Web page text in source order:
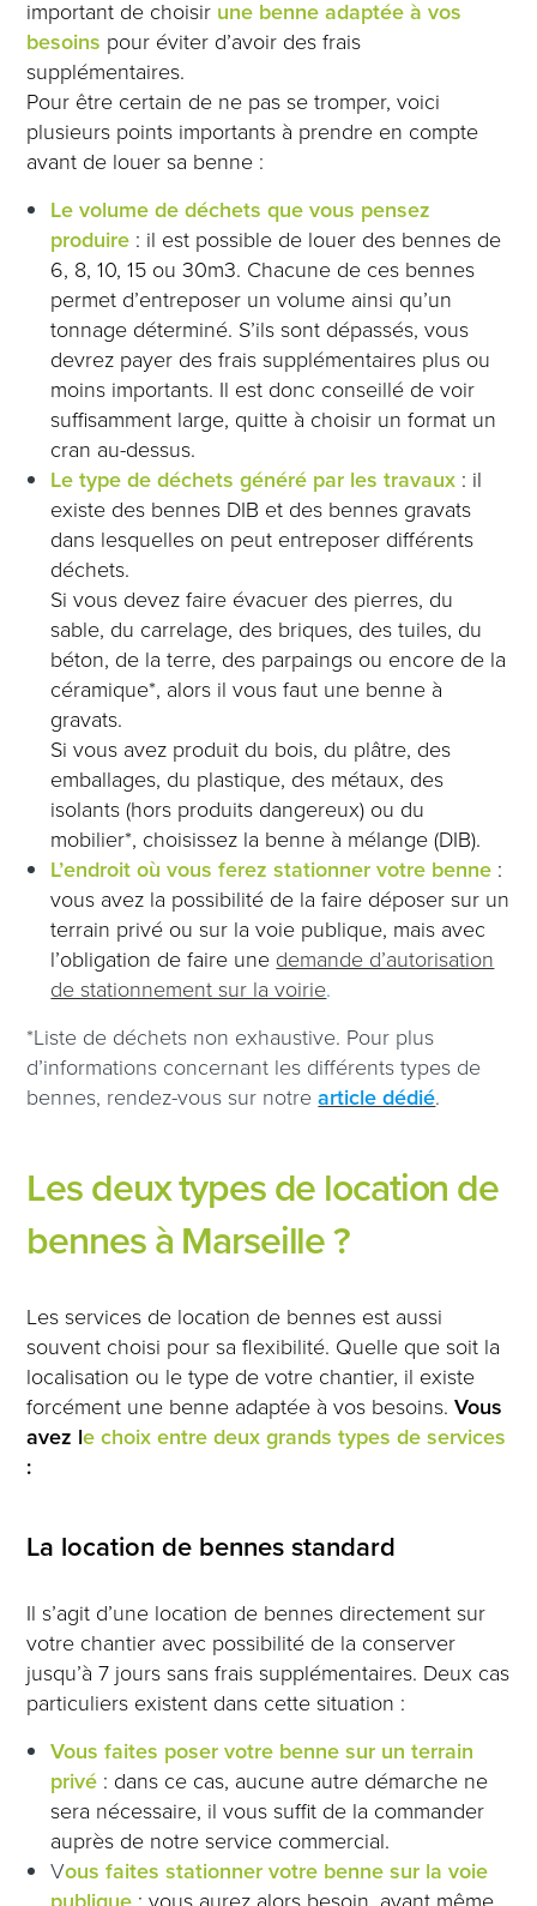
important de choisir une benne adaptée à vos
besoins pour éviter d’avoir des frais
supplémentaires.
Pour être certain de ne pas se tromper, voici
plusieurs points importants à prendre en compte
avant de louer sa benne :
Le volume de déchets que vous pensez
produire : il est possible de louer des bennes de
6, 8, 10, 15 ou 30m3. Chacune de ces bennes
permet d’entreposer un volume ainsi qu’un
tonnage déterminé. S’ils sont dépassés, vous
devrez payer des frais supplémentaires plus ou
moins importants. Il est donc conseillé de voir
suffisamment large, quitte à choisir un format un
cran au-dessus.
Le type de déchets généré par les travaux : il
existe des bennes DIB et des bennes gravats
dans lesquelles on peut entreposer différents
déchets.
Si vous devez faire évacuer des pierres, du
sable, du carrelage, des briques, des tuiles, du
béton, de la terre, des parpaings ou encore de la
céramique*, alors il vous faut une benne à
gravats.
Si vous avez produit du bois, du plâtre, des
emballages, du plastique, des métaux, des
isolants (hors produits dangereux) ou du
mobilier*, choisissez la benne à mélange (DIB).
L’endroit où vous ferez stationner votre benne :
vous avez la possibilité de la faire déposer sur un
terrain privé ou sur la voie publique, mais avec
l’obligation de faire une demande d’autorisation
de stationnement sur la voirie.
*Liste de déchets non exhaustive. Pour plus
d’informations concernant les différents types de
bennes, rendez-vous sur notrearticle dédié.
Les deux types de location de
bennes à Marseille ?
Les services de location de bennes est aussi
souvent choisi pour sa flexibilité. Quelle que soit la
localisation ou le type de votre chantier, il existe
forcément une benne adaptée à vos besoins.Vous
avez le choix entre deux grands types de services
:
La location de bennes standard
Il s’agit d’une location de bennes directement sur
votre chantier avec possibilité de la conserver
jusqu’à 7 jours sans frais supplémentaires. Deux cas
particuliers existent dans cette situation :
Vous faites poser votre benne sur un terrain
privé : dans ce cas, aucune autre démarche ne
sera nécessaire, il vous suffit de la commander
auprès de notre service commercial.
Vous faites stationner votre benne sur la voie